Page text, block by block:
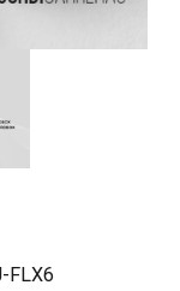
FLX6